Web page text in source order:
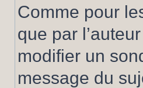
Comme pour
que par
modifier un
message du